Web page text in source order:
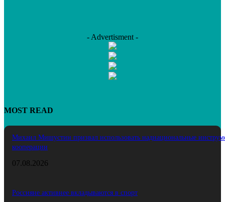
- Advertisment -
MOST READ
Михаил Мишустин призвал использовать наднациональные
кооперации
07.08.2026
Россияне активнее вкладываются в спорт